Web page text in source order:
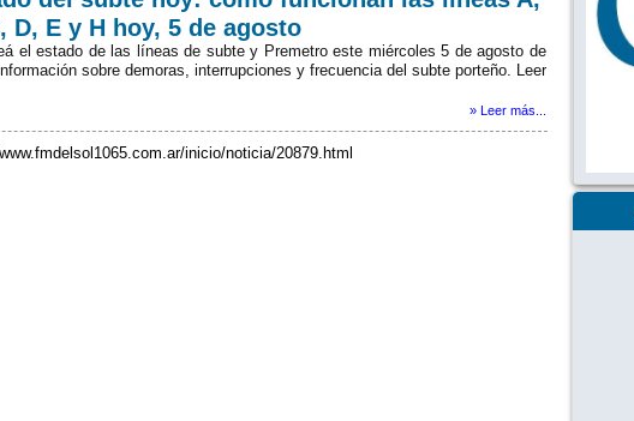
D, E y H hoy, 5 de agosto
el estado de las líneas de subte y Premetro este miércoles 5 de agosto de
sobre demoras, interrupciones y frecuencia del subte porteño. Leer
» Leer más...
inicio/noticia/20879.html